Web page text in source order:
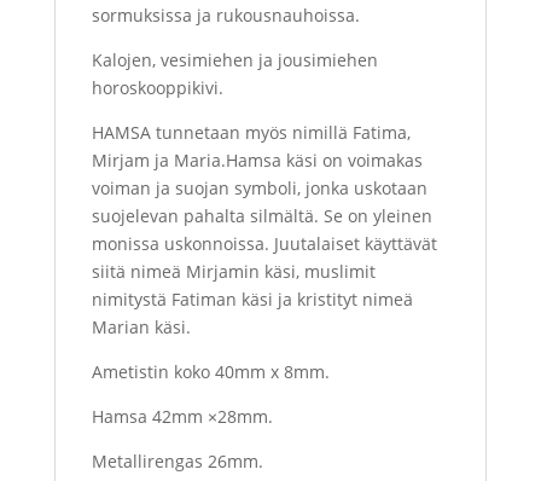
sormuksissa ja rukousnauhoissa.
Kalojen, vesimiehen ja jousimiehen
horoskooppikivi.
HAMSA tunnetaan myös nimillä Fatima,
Mirjam ja Maria.Hamsa käsi on voimakas
voiman ja suojan symboli, jonka uskotaan
suojelevan pahalta silmältä. Se on yleinen
monissa uskonnoissa. Juutalaiset käyttävät
siitä nimeä Mirjamin käsi, muslimit
nimitystä Fatiman käsi ja kristityt nimeä
Marian käsi.
Ametistin koko 40mm x 8mm.
Hamsa 42mm ×28mm.
Metallirengas 26mm.